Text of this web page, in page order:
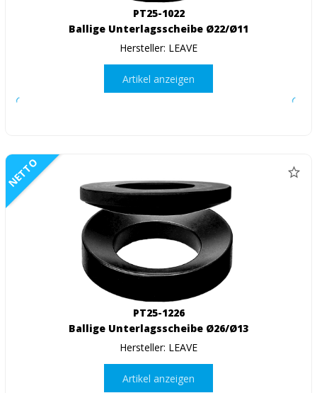
PT25-1022
Ballige Unterlagsscheibe Ø22/Ø11
Hersteller: LEAVE
Artikel anzeigen
NETTO
PT25-1226
Ballige Unterlagsscheibe Ø26/Ø13
Hersteller: LEAVE
Artikel anzeigen